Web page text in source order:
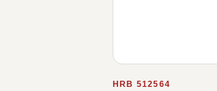
HRB 512564